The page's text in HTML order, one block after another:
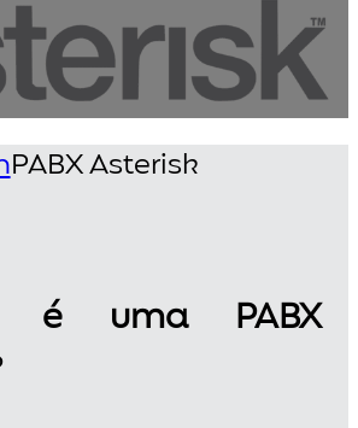
PABX Asterisk
é uma PABX